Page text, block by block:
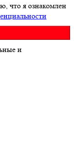
что я ознакомлен
и